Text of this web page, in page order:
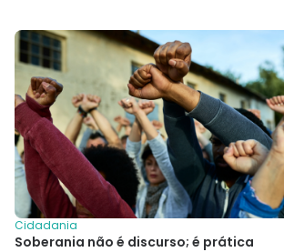
Cidadania
Soberania não é discurso; é prática